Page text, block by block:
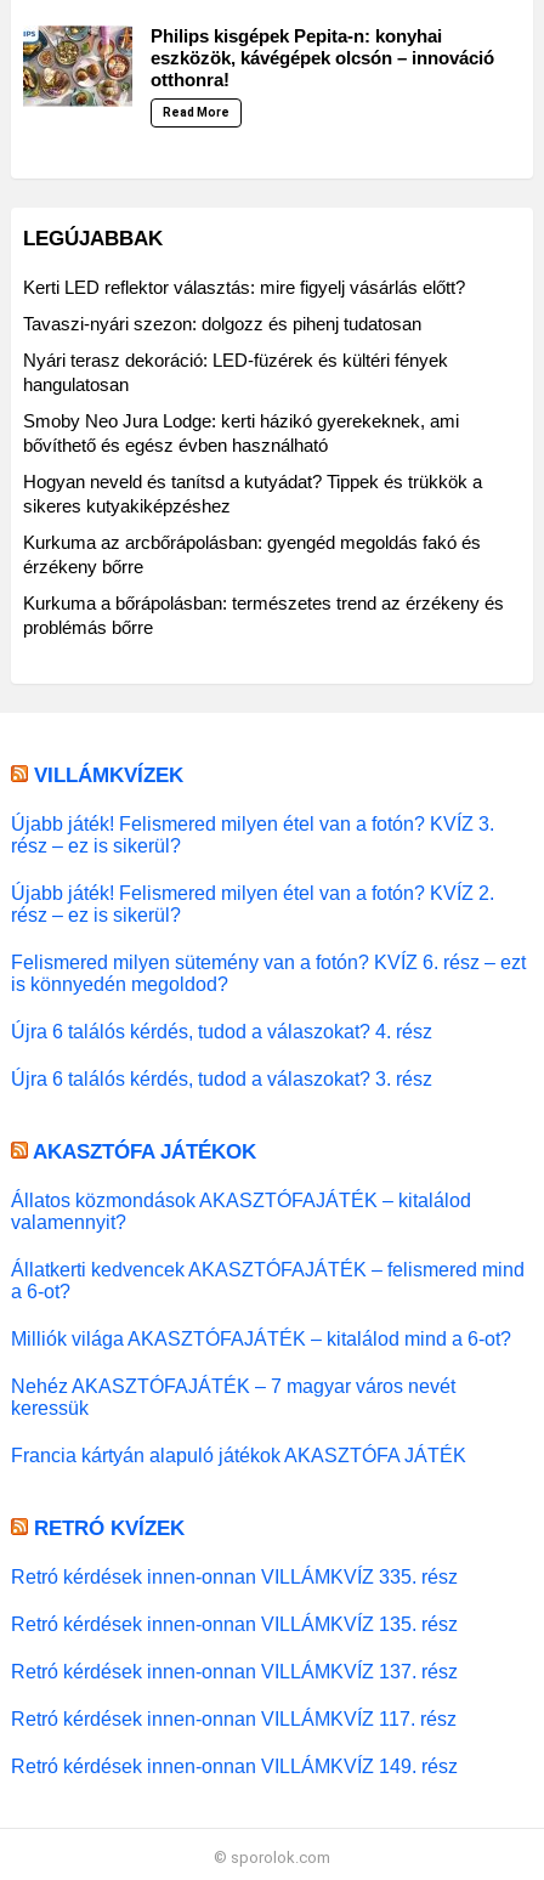
Philips kisgépek Pepita-n: konyhai
eszközök, kávégépek olcsón – innováció
otthonra!
Read More
LEGÚJABBAK
Kerti LED reflektor választás: mire figyelj vásárlás előtt?
Tavaszi-nyári szezon: dolgozz és pihenj tudatosan
Nyári terasz dekoráció: LED-füzérek és kültéri fények
hangulatosan
Smoby Neo Jura Lodge: kerti házikó gyerekeknek, ami
bővíthető és egész évben használható
Hogyan neveld és tanítsd a kutyádat? Tippek és trükkök a
sikeres kutyakiképzéshez
Kurkuma az arcbőrápolásban: gyengéd megoldás fakó és
érzékeny bőrre
Kurkuma a bőrápolásban: természetes trend az érzékeny és
problémás bőrre
VILLÁMKVÍZEK
Újabb játék! Felismered milyen étel van a fotón? KVÍZ 3.
rész – ez is sikerül?
Újabb játék! Felismered milyen étel van a fotón? KVÍZ 2.
rész – ez is sikerül?
Felismered milyen sütemény van a fotón? KVÍZ 6. rész – ezt
is könnyedén megoldod?
Újra 6 találós kérdés, tudod a válaszokat? 4. rész
Újra 6 találós kérdés, tudod a válaszokat? 3. rész
AKASZTÓFA JÁTÉKOK
Állatos közmondások AKASZTÓFAJÁTÉK – kitalálod
valamennyit?
Állatkerti kedvencek AKASZTÓFAJÁTÉK – felismered mind
a 6-ot?
Milliók világa AKASZTÓFAJÁTÉK – kitalálod mind a 6-ot?
Nehéz AKASZTÓFAJÁTÉK – 7 magyar város nevét
keressük
Francia kártyán alapuló játékok AKASZTÓFA JÁTÉK
RETRÓ KVÍZEK
Retró kérdések innen-onnan VILLÁMKVÍZ 335. rész
Retró kérdések innen-onnan VILLÁMKVÍZ 135. rész
Retró kérdések innen-onnan VILLÁMKVÍZ 137. rész
Retró kérdések innen-onnan VILLÁMKVÍZ 117. rész
Retró kérdések innen-onnan VILLÁMKVÍZ 149. rész
© sporolok.com